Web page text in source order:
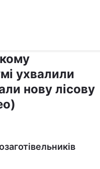
ухвалили
нову лісову